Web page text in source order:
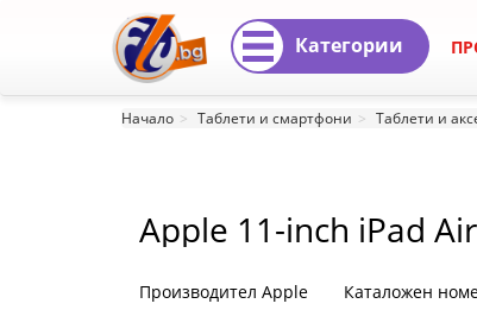
Apple
iPad
Air
Категории
Начало Таблети и смартфони Таблети и
Apple 11-inch iPad
Производител Apple Каталожен